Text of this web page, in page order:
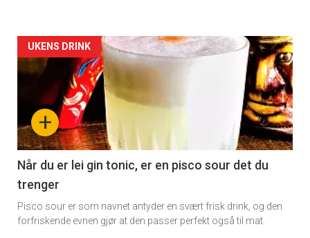
Forsiden
akkurat
nå
-
2
+
UKENS DRINK
Når du er lei gin tonic, er en pisco sour det du
trenger
Pisco sour er som navnet antyder en svært frisk drink, og den
forfriskende evnen gjør at den passer perfekt også til mat.